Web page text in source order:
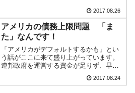
た。「両党の上下両院の指導部と協議を
持ち、誰もが同じ考えであることを確認
した」とも言っている...
2017.08.26
アメリカの債務上限問題 「ま
た」なんです！
「アメリカがデフォルトするかも」とい
う話がここに来て盛り上がっています。
連邦政府を運営する資金が足りず、早く
ないのですが、アメリカには「連邦政府
2017.08.24